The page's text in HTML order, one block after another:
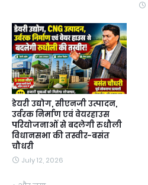
डेयरी उद्योग, सीएनजी उत्पादन,
उर्वरक निर्माण एवं वेयरहाउस
परियोजनाओं से बदलेगी रुधौली
विधानसभा की तस्वीर-बसंत
चौधरी
July 12, 2026